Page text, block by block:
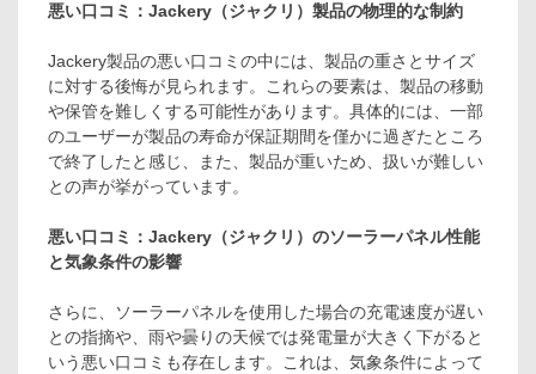
悪い口コミ：Jackery（ジャクリ）製品の物理的な制約
Jackery製品の悪い口コミの中には、製品の重さとサイズ
に対する後悔が見られます。これらの要素は、製品の移動
や保管を難しくする可能性があります。具体的には、一部
のユーザーが製品の寿命が保証期間を僅かに過ぎたところ
で終了したと感じ、また、製品が重いため、扱いが難しい
との声が挙がっています。
悪い口コミ：Jackery（ジャクリ）のソーラーパネル性能
と気象条件の影響
さらに、ソーラーパネルを使用した場合の充電速度が遅い
との指摘や、雨や曇りの天候では発電量が大きく下がると
いう悪い口コミも存在します。これは、気象条件によって